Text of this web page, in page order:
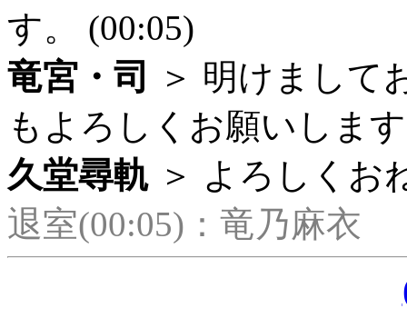
す。 (00:05)
竜宮・司
＞ 明けまして
もよろしくお願いしま
久堂尋軌 ＞ よろしくお
退室(00:05)：竜乃麻衣